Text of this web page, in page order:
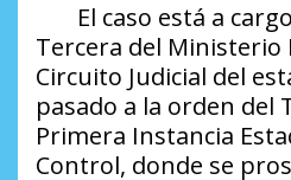
El caso está a
Tercera del Ministerio
Circuito Judicial del
pasado a la orden del
Primera Instancia
Control, donde se